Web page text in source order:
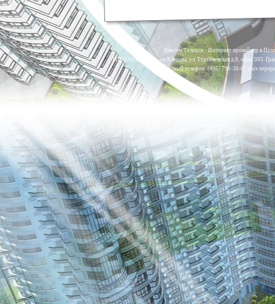
Винтем Телеком - Интернет провайдер в
МО, г. Пушкино, м-он Клязьма, ул. Тургеневская д.8, офис 305.
Контактный телефон: (495) 790-30-07 (без